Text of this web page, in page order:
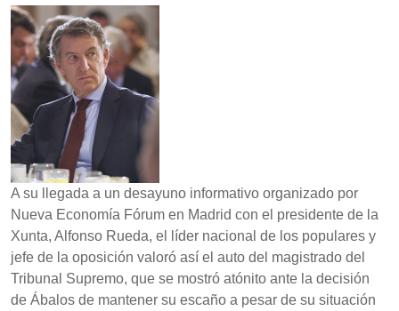
A su llegada a un desayuno informativo organizado por
Nueva Economía Fórum en Madrid con el presidente de la
Xunta, Alfonso Rueda, el líder nacional de los populares y
jefe de la oposición valoró así el auto del magistrado del
Tribunal Supremo, que se mostró atónito ante la decisión
de Ábalos de mantener su escaño a pesar de su situación